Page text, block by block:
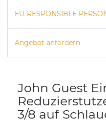
EU-RESPONSIBLE
Angebot anfordern
John Guest
3/8 auf